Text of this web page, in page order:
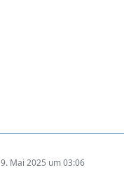
9. Mai 2025 um 03:06